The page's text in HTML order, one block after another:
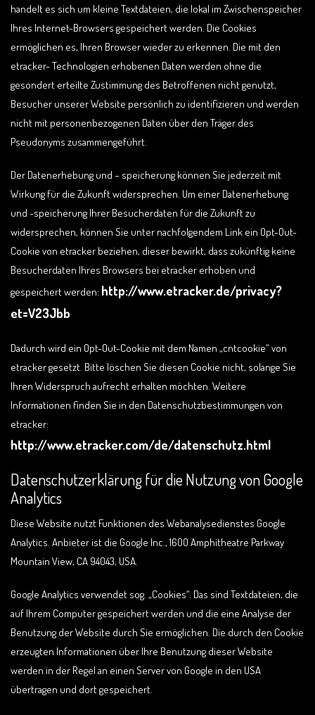
handelt es sich um kleine Textdateien, die lokal im Zwischenspeicher
Ihres Internet-Browsers gespeichert werden. Die Cookies
ermöglichen es, Ihren Browser wieder zu erkennen. Die mit den
etracker- Technologien erhobenen Daten werden ohne die
gesondert erteilte Zustimmung des Betroffenen nicht genutzt,
Besucher unserer Website persönlich zu identifizieren und werden
nicht mit personenbezogenen Daten über den Träger des
Pseudonyms zusammengeführt.
Der Datenerhebung und – speicherung können Sie jederzeit mit
Wirkung für die Zukunft widersprechen. Um einer Datenerhebung
und -speicherung Ihrer Besucherdaten für die Zukunft zu
widersprechen, können Sie unter nachfolgendem Link ein Opt-Out-
Cookie von etracker beziehen, dieser bewirkt, dass zukünftig keine
Besucherdaten Ihres Browsers bei etracker erhoben und
gespeichert werden: http://www.etracker.de/privacy?
et=V23Jbb
Dadurch wird ein Opt-Out-Cookie mit dem Namen „cntcookie“ von
etracker gesetzt. Bitte löschen Sie diesen Cookie nicht, solange Sie
Ihren Widerspruch aufrecht erhalten möchten. Weitere
Informationen finden Sie in den Datenschutzbestimmungen von
etracker:
http://www.etracker.com/de/datenschutz.html
Datenschutzerklärung für die Nutzung von Google
Analytics
Diese Website nutzt Funktionen des Webanalysedienstes Google
Analytics. Anbieter ist die Google Inc., 1600 Amphitheatre Parkway
Mountain View, CA 94043, USA.
Google Analytics verwendet sog. „Cookies“. Das sind Textdateien, die
auf Ihrem Computer gespeichert werden und die eine Analyse der
Benutzung der Website durch Sie ermöglichen. Die durch den Cookie
erzeugten Informationen über Ihre Benutzung dieser Website
werden in der Regel an einen Server von Google in den USA
übertragen und dort gespeichert.